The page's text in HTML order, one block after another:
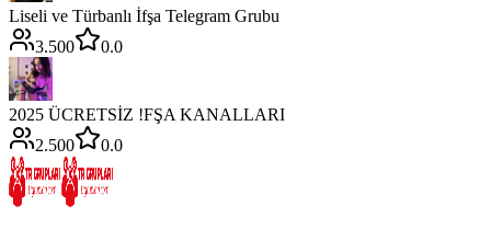
Liseli ve Türbanlı İfşa Telegram Grubu
3.500
0.0
2025 ÜCRETSİZ !FŞA KANALLARI
2.500
0.0